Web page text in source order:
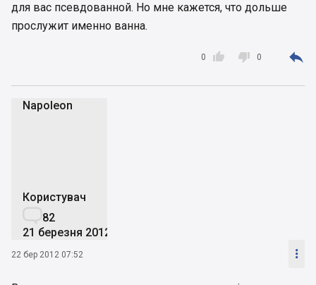
для вас псевдованной. Но мне кажется, что дольше
прослужит именно ванна.

0  0 
Napoleon
Користувач
82
21 березня 2012
22 бер 2012 07:52 